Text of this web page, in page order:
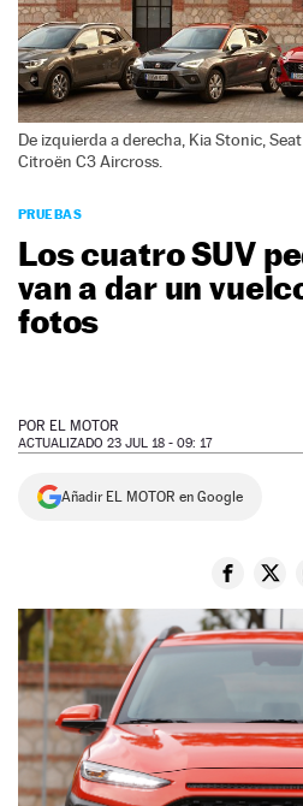
NEWSLETTER
SÍGUENOS
De izquierda a derecha, Kia Stonic,
Citroën C3 Aircross.
PRUEBAS
Los cuatro SUV
van a dar un
fotos
POR EL MOTOR
ACTUALIZADO 23 JUL 18 - 09: 17
Añadir EL MOTOR en Google